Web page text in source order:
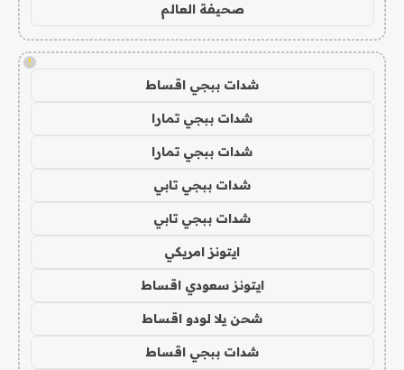
صحيفة العالم
!
شدات ببجي اقساط
شدات ببجي تمارا
شدات ببجي تمارا
شدات ببجي تابي
شدات ببجي تابي
ايتونز امريكي
ايتونز سعودي اقساط
شحن يلا لودو اقساط
شدات ببجي اقساط